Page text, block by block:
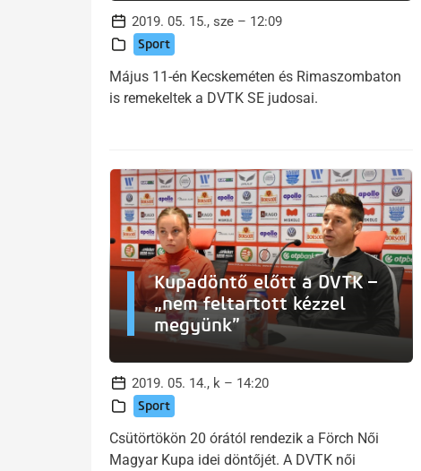
2019. 05. 15., sze – 12:09
Sport
Május 11-én Kecskeméten és Rimaszombaton
is remekeltek a DVTK SE judosai.
Kupadöntő előtt a DVTK –
„nem feltartott kézzel
megyünk”
2019. 05. 14., k – 14:20
Sport
Csütörtökön 20 órától rendezik a Förch Női
Magyar Kupa idei döntőjét. A DVTK női